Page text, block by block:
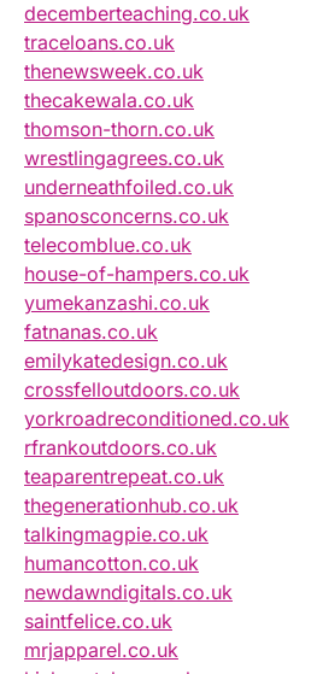
decemberteaching.co.uk
traceloans.co.uk
thenewsweek.co.uk
thecakewala.co.uk
thomson-thorn.co.uk
wrestlingagrees.co.uk
underneathfoiled.co.uk
spanosconcerns.co.uk
telecomblue.co.uk
house-of-hampers.co.uk
yumekanzashi.co.uk
fatnanas.co.uk
emilykatedesign.co.uk
crossfelloutdoors.co.uk
yorkroadreconditioned.co.uk
rfrankoutdoors.co.uk
teaparentrepeat.co.uk
thegenerationhub.co.uk
talkingmagpie.co.uk
humancotton.co.uk
newdawndigitals.co.uk
saintfelice.co.uk
mrjapparel.co.uk